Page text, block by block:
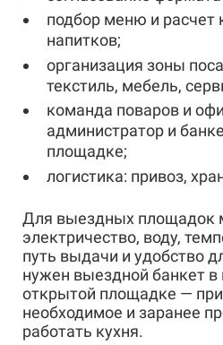
подбор меню и расчет
напитков;
организация зоны
текстиль, мебель,
команда поваров и
администратор и
площадке;
логистика: привоз,
Для выездных площадок
электричество, воду,
путь выдачи и удобство
нужен выездной банкет в
открытой площадке —
необходимое и заранее
работать кухня.